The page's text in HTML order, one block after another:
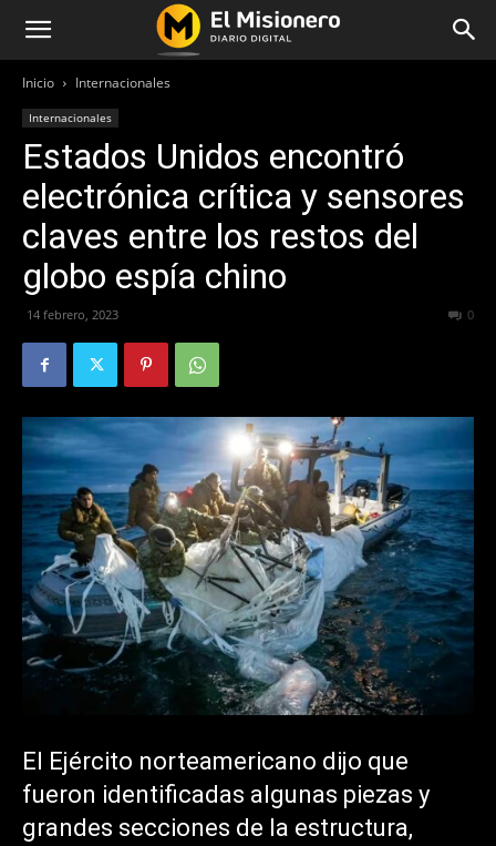
Inicio Internacionales
Internacionales
Estados Unidos encontró
electrónica crítica y sensores
claves entre los restos del
globo espía chino
14 febrero, 2023 0
El Ejército norteamericano dijo que
fueron identificadas algunas piezas y
grandes secciones de la estructura,